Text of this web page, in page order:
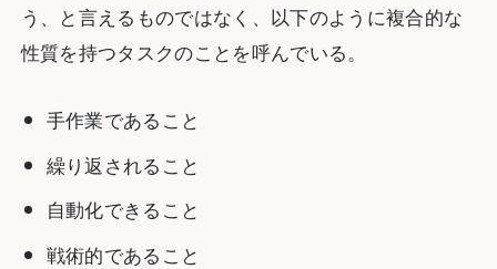
う、と言えるものではなく、以下のように複合的な
性質を持つタスクのことを呼んでいる。
手作業であること
繰り返されること
自動化できること
戦術的であること